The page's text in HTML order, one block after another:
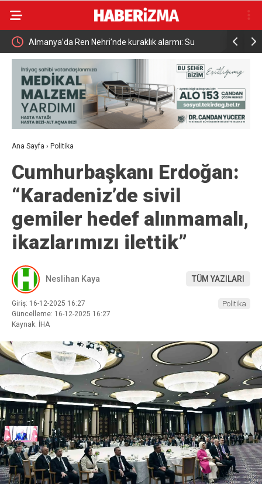
Almanya’da Ren Nehri’nde kuraklık alarmı: Su
seviyesinde tarihi düşüş yaşandı
Ana Sayfa › Politika
Cumhurbaşkanı Erdoğan:
“Karadeniz’de sivil
gemiler hedef alınmamalı,
ikazlarımızı ilettik”
Neslihan Kaya TÜM YAZILARI
Giriş: 16-12-2025 16:27
Güncelleme: 16-12-2025 16:27
Kaynak: İHA
Politika